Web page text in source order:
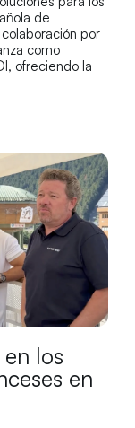
de
por
como
ofreciendo la
los
en